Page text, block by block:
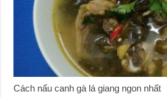
Cách nấu canh gà lá giang ngon nhất